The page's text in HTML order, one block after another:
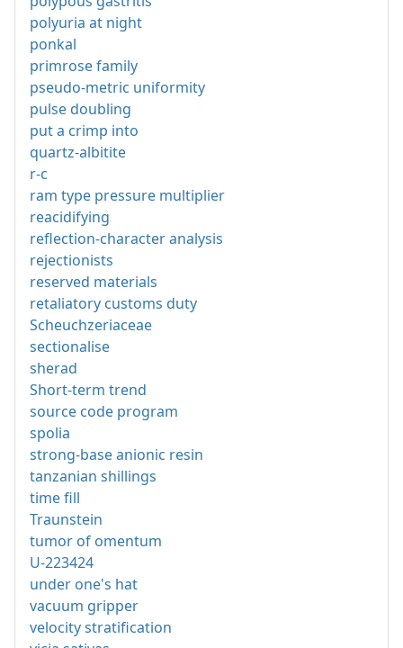
polyuria at night
ponkal
primrose family
pseudo-metric uniformity
pulse doubling
put a crimp into
quartz-albitite
r-c
ram type pressure multiplier
reacidifying
reflection-character analysis
rejectionists
reserved materials
retaliatory customs duty
Scheuchzeriaceae
sectionalise
sherad
Short-term trend
source code program
spolia
strong-base anionic resin
tanzanian shillings
time fill
Traunstein
tumor of omentum
U-223424
under one's hat
vacuum gripper
velocity stratification